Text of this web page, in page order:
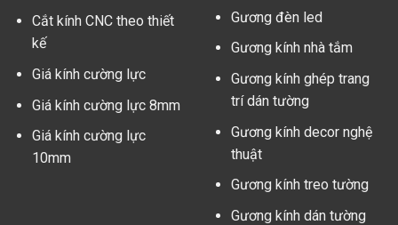
Cắt kính CNC theo thiết
kế
Giá kính cường lực
Giá kính cường lực 8mm
Giá kính cường lực
10mm
Gương đèn led
Gương kính nhà tắm
Gương kính ghép trang
trí dán tường
Gương kính decor nghệ
thuật
Gương kính treo tường
Gương kính dán tường